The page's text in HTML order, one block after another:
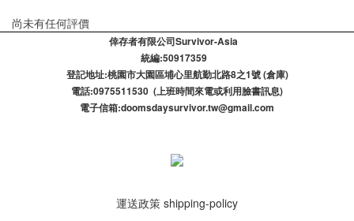
尚未有任何評價
倖存者有限公司Survivor-Asia
統編:50917359
登記​地址:桃園市大園區埔心里航勤北路8之1號 (倉庫)
電話:0975511530 (上班時間來電或利用臉書訊息)
電子信箱:doomsdaysurvivor.tw@gmail.com
運送政策 shipping-policy